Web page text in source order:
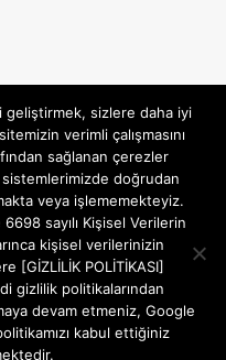
geliştirmek, sizlere daha iyi
verimli çalışmasını
sağlanan çerezler
sistemlerimizde doğrudan
veya işlememekteyiz.
sayılı Kişisel Verilerin
kişisel verilerinizin
[GİZLİLİK POLİTİKASI]
gizlilik politikalarından
devam etmeniz, Google
kabul ettiğiniz